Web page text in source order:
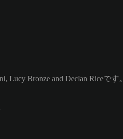
Bronze and Declan Riceです。